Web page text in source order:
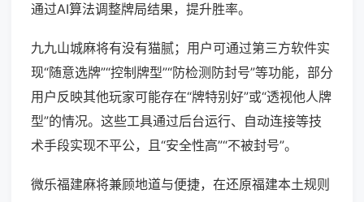
通过AI算法调整牌局结果，提升胜率。
九九山城麻将有没有猫腻；用户可通过第三方软件实
现“随意选牌”“控制牌型”“防检测防封号”等功能，部分
用户反映其他玩家可能存在“牌特别好”或“透视他人牌
型”的情况。这些工具通过后台运行、自动连接等技
术手段实现不平公，且“安全性高”“不被封号”。
微乐福建麻将兼顾地道与便捷，在还原福建本土规则